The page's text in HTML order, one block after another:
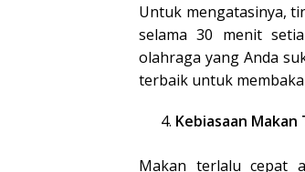
Untuk mengatasinya,
selama 30 menit
olahraga yang Anda
terbaik untuk
Kebiasaan
Makan terlalu cepat